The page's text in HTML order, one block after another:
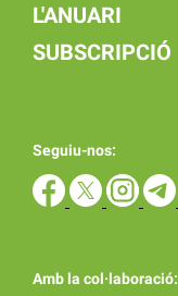
L'ANUARI
SUBSCRIPCIÓ
Seguiu-nos:
Amb la col·laboració: